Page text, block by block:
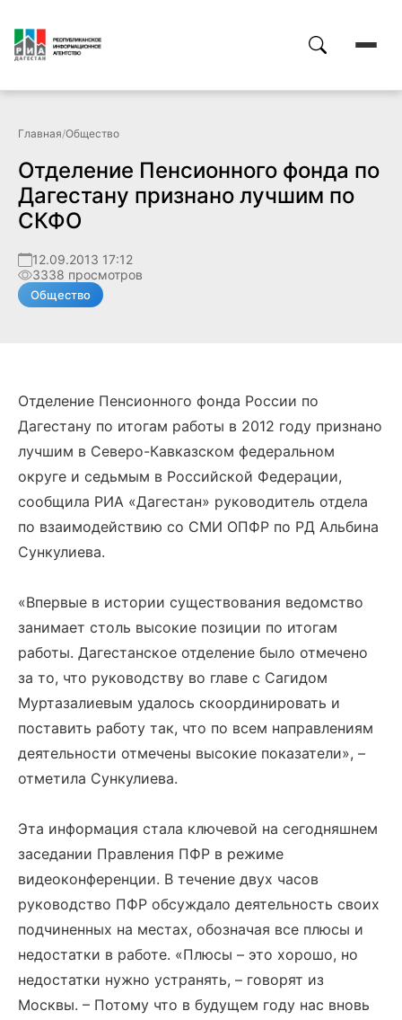
Главная/Общество
Отделение Пенсионного фонда по
Дагестану признано лучшим по
СКФО
12.09.2013 17:12
3338 просмотров
Общество
Отделение Пенсионного фонда России по
Дагестану по итогам работы в 2012 году признано
лучшим в Северо-Кавказском федеральном
округе и седьмым в Российской Федерации,
сообщила РИА «Дагестан» руководитель отдела
по взаимодействию со СМИ ОПФР по РД Альбина
Сункулиева.
«Впервые в истории существования ведомство
занимает столь высокие позиции по итогам
работы. Дагестанское отделение было отмечено
за то, что руководству во главе с Сагидом
Муртазалиевым удалось скоординировать и
поставить работу так, что по всем направлениям
деятельности отмечены высокие показатели», –
отметила Сункулиева.
Эта информация стала ключевой на сегодняшнем
заседании Правления ПФР в режиме
видеоконференции. В течение двух часов
руководство ПФР обсуждало деятельность своих
подчиненных на местах, обозначая все плюсы и
недостатки в работе. «Плюсы – это хорошо, но
недостатки нужно устранять, – говорят из
Москвы. – Потому что в будущем году нас вновь